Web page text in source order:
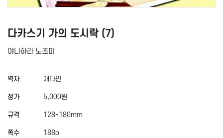
다카스기 가의 도시락 (7)
야나하라 노조미
역자 채다인
정가 5,000원
규격 128*180mm
쪽수 188p